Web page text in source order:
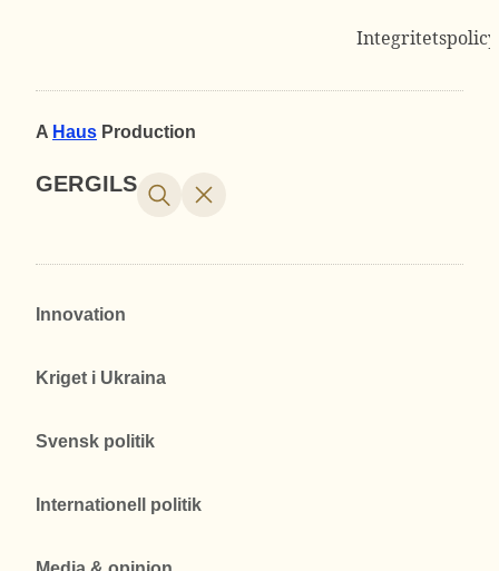
Integritetspolicy
A Haus Production
GERGILS
Innovation
Kriget i Ukraina
Svensk politik
Internationell politik